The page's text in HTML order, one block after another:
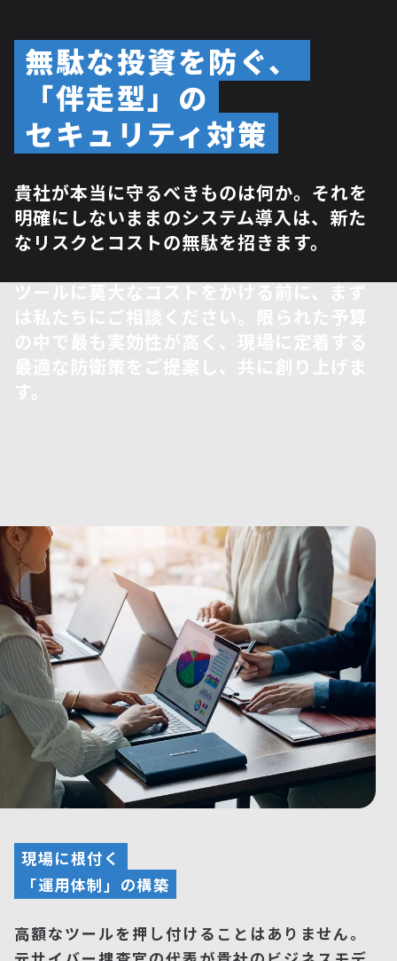
無駄な投資を防ぐ、
「伴走型」の
セキュリティ対策
貴社が本当に守るべきものは何か。それを
明確にしないままのシステム導入は、新た
なリスクとコストの無駄を招きます。
ツールに莫大なコストをかける前に、まず
現場に根付く
「運用体制」の構築
高額なツールを押し付けることはありません。